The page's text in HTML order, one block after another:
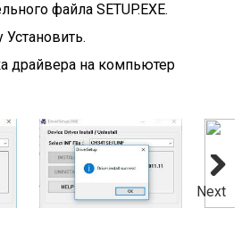
файла SETUP.EXE.
драйвера на компьютер
Next